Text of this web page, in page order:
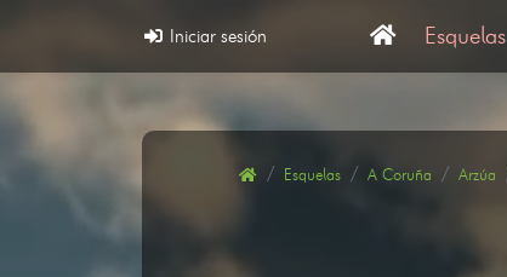
Iniciar sesión Esquelas
Esquelas A Coruña Arzúa